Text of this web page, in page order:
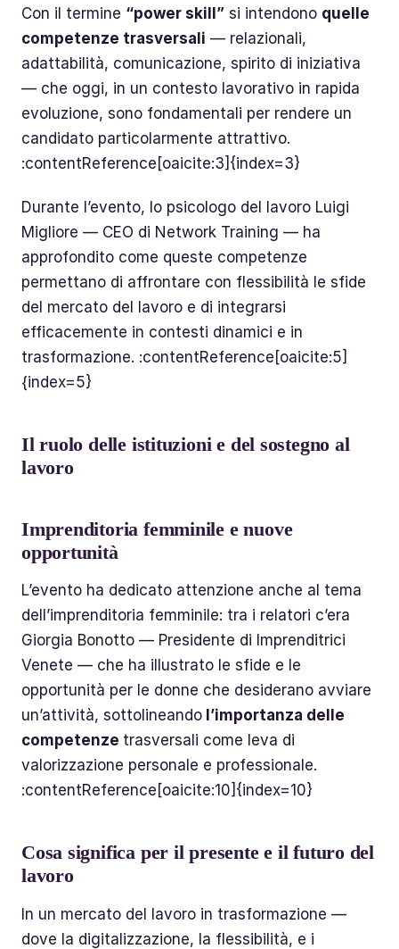
Con il termine “power skill” si intendono quelle
competenze trasversali — relazionali,
adattabilità, comunicazione, spirito di iniziativa
— che oggi, in un contesto lavorativo in rapida
evoluzione, sono fondamentali per rendere un
candidato particolarmente attrattivo.
:contentReference[oaicite:3]{index=3}
Durante l’evento, lo psicologo del lavoro Luigi
Migliore — CEO di Network Training — ha
approfondito come queste competenze
permettano di affrontare con flessibilità le sfide
del mercato del lavoro e di integrarsi
efficacemente in contesti dinamici e in
trasformazione. :contentReference[oaicite:5]
{index=5}
Il ruolo delle istituzioni e del sostegno al
lavoro
Imprenditoria femminile e nuove
opportunità
L’evento ha dedicato attenzione anche al tema
dell’imprenditoria femminile: tra i relatori c’era
Giorgia Bonotto — Presidente di Imprenditrici
Venete — che ha illustrato le sfide e le
opportunità per le donne che desiderano avviare
un’attività, sottolineando l’importanza delle
competenze trasversali come leva di
valorizzazione personale e professionale.
:contentReference[oaicite:10]{index=10}
Cosa significa per il presente e il futuro del
lavoro
In un mercato del lavoro in trasformazione —
dove la digitalizzazione, la flessibilità, e i